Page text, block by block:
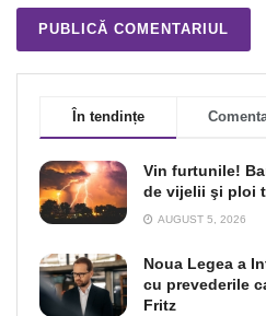
În tendințe
Vin furtunile!
de vijelii şi ploi
AUGUST 5, 2026
Noua Legea a
cu prevederile
Fritz